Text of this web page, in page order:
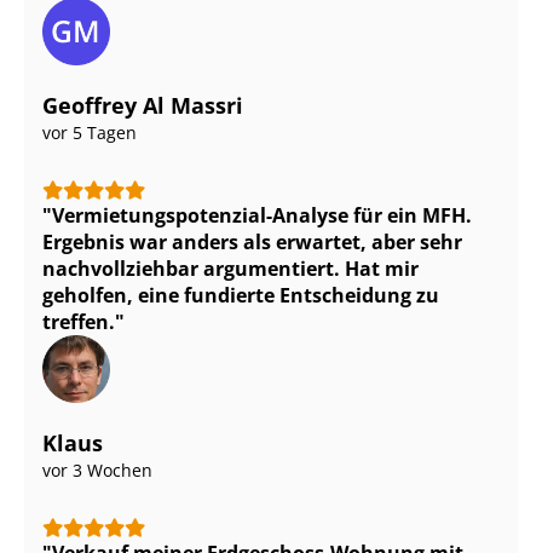
Geoffrey Al Massri
vor 5 Tagen
Ver­mie­tungs­po­ten­zi­al-Analyse für ein MFH.
Ergebnis war anders als erwartet, aber sehr
nachvollziehbar argumentiert. Hat mir
geholfen, eine fundierte Entscheidung zu
treffen.
Klaus
vor 3 Wochen